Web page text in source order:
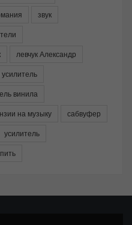
звук
левчук Александр
винила
на музыку
сабвуфер
усилитель